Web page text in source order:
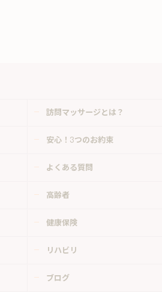
訪問マッサージとは？
安心！3つのお約束
よくある質問
高齢者
健康保険
リハビリ
ブログ